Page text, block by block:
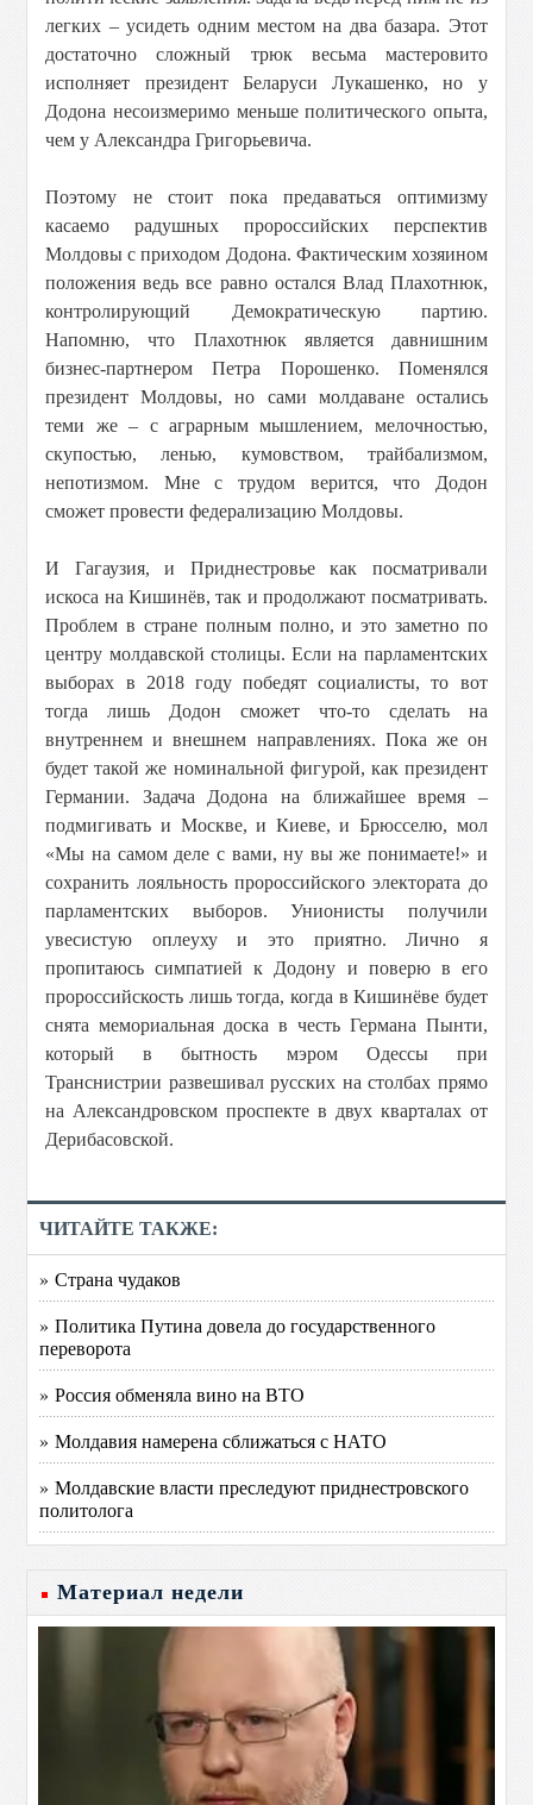
легких – усидеть одним местом на два базара. Этот
достаточно сложный трюк весьма мастеровито
исполняет президент Беларуси Лукашенко, но у
Додона несоизмеримо меньше политического опыта,
чем у Александра Григорьевича.
Поэтому не стоит пока предаваться оптимизму
касаемо радушных пророссийских перспектив
Молдовы с приходом Додона. Фактическим хозяином
положения ведь все равно остался Влад Плахотнюк,
контролирующий Демократическую партию.
Напомню, что Плахотнюк является давнишним
бизнес-партнером Петра Порошенко. Поменялся
президент Молдовы, но сами молдаване остались
теми же – с аграрным мышлением, мелочностью,
скупостью, ленью, кумовством, трайбализмом,
непотизмом. Мне с трудом верится, что Додон
сможет провести федерализацию Молдовы.
И Гагаузия, и Приднестровье как посматривали
искоса на Кишинёв, так и продолжают посматривать.
Проблем в стране полным полно, и это заметно по
центру молдавской столицы. Если на парламентских
выборах в 2018 году победят социалисты, то вот
тогда лишь Додон сможет что-то сделать на
внутреннем и внешнем направлениях. Пока же он
будет такой же номинальной фигурой, как президент
Германии. Задача Додона на ближайшее время –
подмигивать и Москве, и Киеве, и Брюсселю, мол
«Мы на самом деле с вами, ну вы же понимаете!» и
сохранить лояльность пророссийского электората до
парламентских выборов. Унионисты получили
увесистую оплеуху и это приятно. Лично я
пропитаюсь симпатией к Додону и поверю в его
пророссийскость лишь тогда, когда в Кишинёве будет
снята мемориальная доска в честь Германа Пынти,
который в бытность мэром Одессы при
Транснистрии развешивал русских на столбах прямо
на Александровском проспекте в двух кварталах от
Дерибасовской.
ЧИТАЙТЕ ТАКЖЕ:
» Страна чудаков
» Политика Путина довела до государственного
переворота
» Россия обменяла вино на ВТО
» Молдавия намерена сближаться с НАТО
» Молдавские власти преследуют приднестровского
политолога
Материал недели